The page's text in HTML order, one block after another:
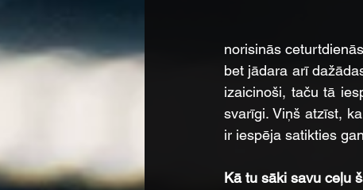
norisinās
bet jādara arī
izaicinoši, taču tā
svarīgi. Viņš atzīst,
ir iespēja satikties
Kā tu sāki savu ceļu